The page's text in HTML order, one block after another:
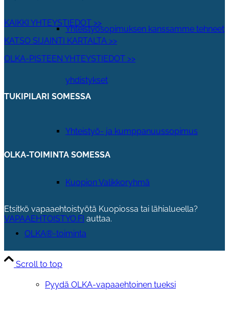
Yhteistyosopimuksen kanssamme tehneet
yhdistykset
Yhteistyö- ja kumppanuussopimus
Kuopion Valikkoryhmä
OLKA®-toiminta
Pyydä OLKA-vapaaehtoinen tueksi
KAIKKI YHTEYSTIEDOT >>
KATSO SIJAINTI KARTALTA >>
OLKA-PISTEEN YHTEYSTIEDOT >>
TUKIPILARI SOMESSA
OLKA-TOIMINTA SOMESSA
Etsitkö vapaaehtoistyötä Kuopiossa tai lähialueella?
VAPAAEHTOISTYO.FI auttaa.
Scroll to top